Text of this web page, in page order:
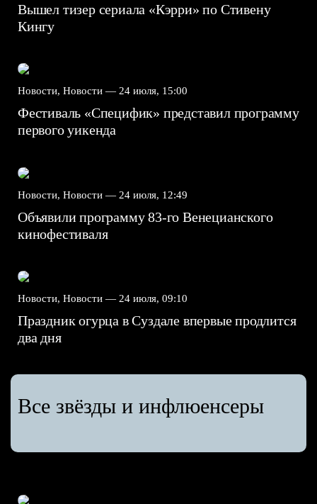
Вышел тизер сериала «Кэрри» по Стивену
Кингу
Новости, Новости — 24 июля, 15:00
Фестиваль «Специфик» представил программу
первого уикенда
Новости, Новости — 24 июля, 12:49
Объявили программу 83-го Венецианского
кинофестиваля
Новости, Новости — 24 июля, 09:10
Праздник огурца в Суздале впервые продлится
два дня
Все звёзды и инфлюенсеры